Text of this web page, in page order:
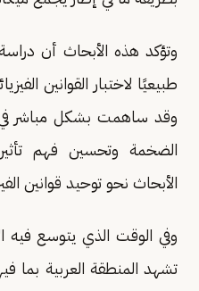
وتؤكد هذه الأبحاث أن
طبيعيًا لاختبار القوانين
وقد ساهمت بشكل مباشر في
الضخمة وتحسين فهم
الأبحاث نحو توحيد قوانين
وفي الوقت الذي يتوسع فيه
تشهد المنطقة العربية بما